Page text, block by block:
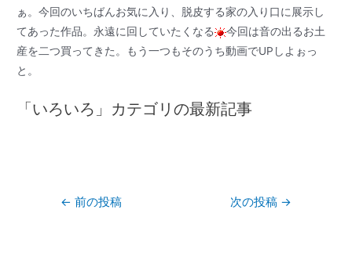
ぁ。今回のいちばんお気に入り、脱皮する家の入り口に展示し
てあった作品。永遠に回していたくなる
今回は音の出るお土
産を二つ買ってきた。もう一つもそのうち動画でUPしよぉっ
と。
「いろいろ」カテゴリの最新記事
← 前の投稿 次の投稿 →